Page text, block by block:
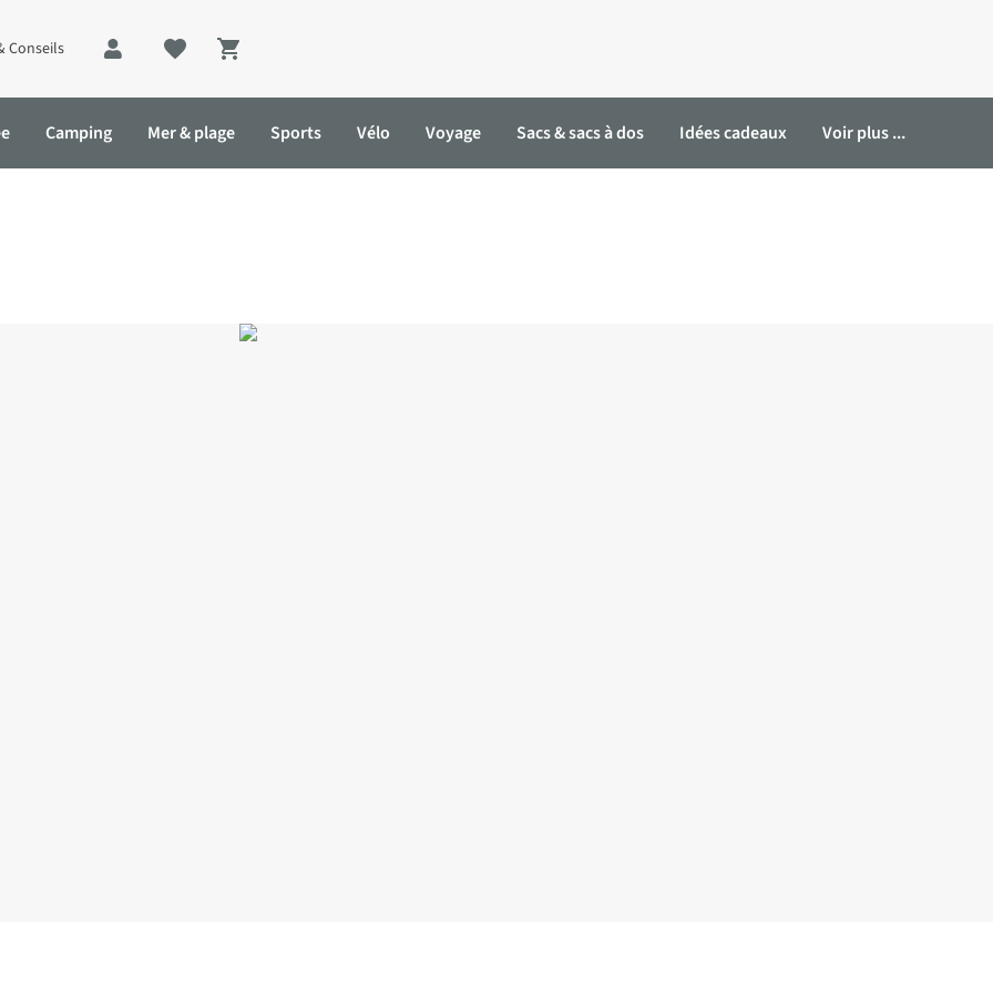
Conseils
Shopping cart
Camping Mer & plage Sports Vélo Voyage Sacs & sacs à dos Idées cadeaux Voir plus ...